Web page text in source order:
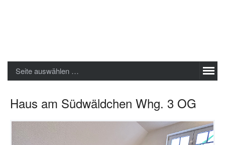
Seite auswählen …
Haus am Südwäldchen Whg. 3 OG